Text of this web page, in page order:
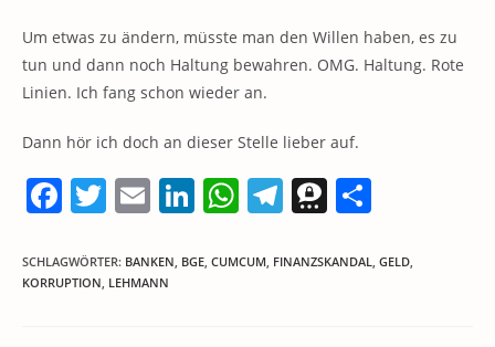
Um etwas zu ändern, müsste man den Willen haben, es zu
tun und dann noch Haltung bewahren. OMG. Haltung. Rote
Linien. Ich fang schon wieder an.
Dann hör ich doch an dieser Stelle lieber auf.
F
c
e
T
itt
er
E
ai
l
Li
k
W
at
T
e
T
re le
SCHLAGWÖRTER: BANKEN, BGE, CUMCUM, FINANZSKANDAL, GELD,
KORRUPTION, LEHMANN